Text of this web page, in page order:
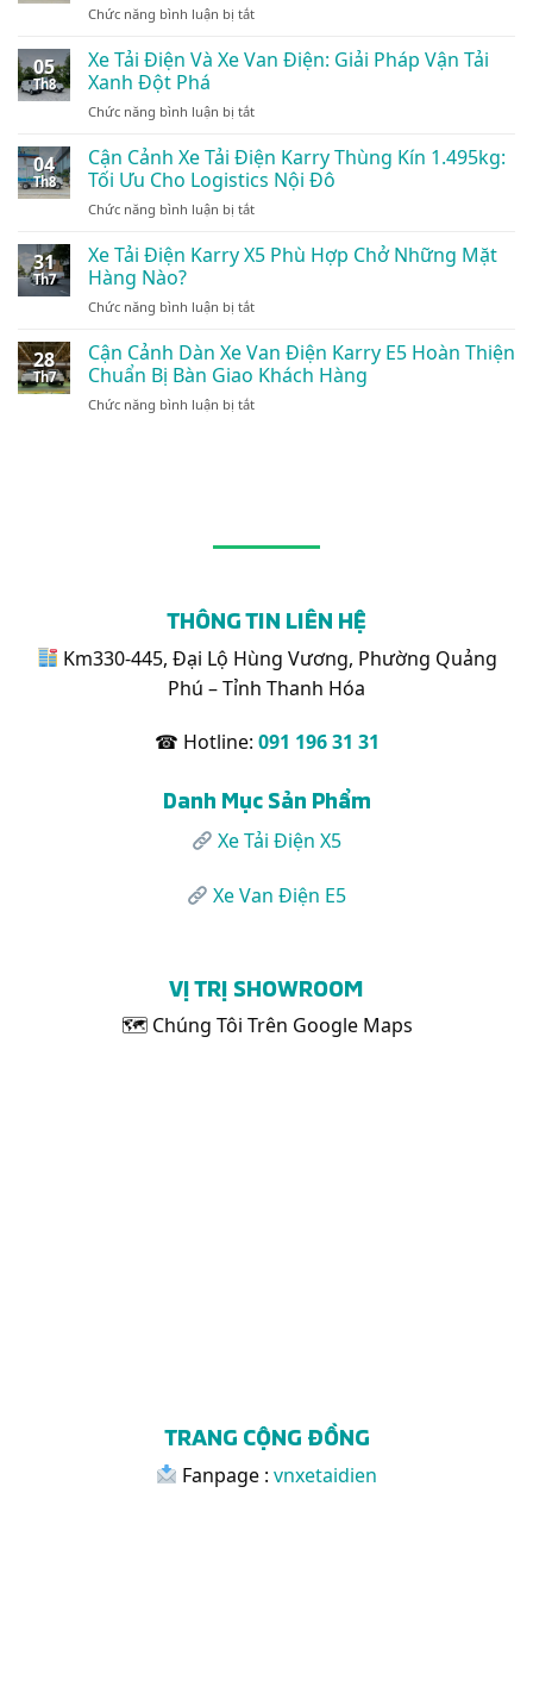
Chức năng bình luận bị tắtở
Cảnh
Điện
E5
Bản
Thương
Mại:
Pháp
Nội
24/7
05
Th8
Xe Tải Điện Và Xe Van Điện: Giải Pháp Vận Tải
Xanh Đột Phá
Chức năng bình luận bị tắtở
Tải
Điện
Và
Xe
Điện:
Vận
Xanh
Đột
04
Th8
Cận Cảnh Xe Tải Điện Karry Thùng Kín 1.495kg:
Tối Ưu Cho Logistics Nội Đô
Chức năng bình luận bị tắtở
Cảnh
Điện
Thùng
Kín
Tối
31
Th7
Xe Tải Điện Karry X5 Phù Hợp Chở Những Mặt
Hàng Nào?
Chức năng bình luận bị tắtở
Tải
Điện
Karry
X5
Nào?
28
Th7
Cận Cảnh Dàn Xe Van Điện Karry E5 Hoàn Thiện
Chuẩn Bị Bàn Giao Khách Hàng
Chức năng bình luận bị tắtở
Karry
Chuẩn
Bàn
Giao
THÔNG TIN LIÊN HỆ
Km330-445, Đại Lộ Hùng Vương, Phường Quảng
Phú – Tỉnh Thanh Hóa
☎ Hotline: 091 196 31 31
Danh Mục Sản Phẩm
Xe Tải Điện X5
Xe Van Điện E5
VỊ TRỊ SHOWROOM
🗺 Chúng Tôi Trên Google Maps
TRANG CỘNG ĐỒNG
Fanpage :vnxetaidien